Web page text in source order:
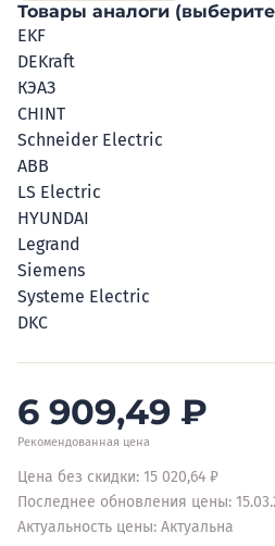
Товары аналоги
EKF
DEKraft
КЭАЗ
CHINT
Schneider Electric
ABB
LS Electric
HYUNDAI
Legrand
Siemens
Systeme Electric
DKC
6 909,49 ₽
Рекомендованная цена
Цена без скидки: 15 020,64 ₽
Последнее обновления цены:
Актуальность цены: Актуальна